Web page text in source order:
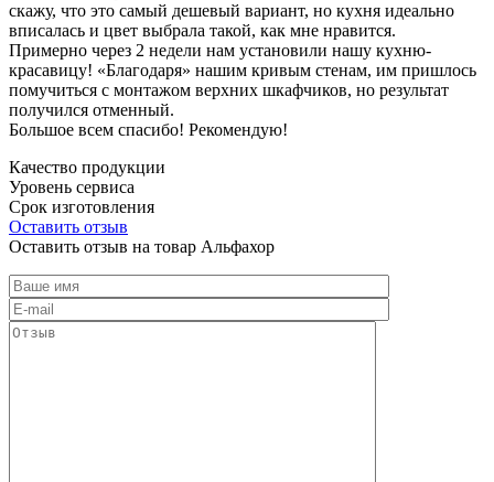
скажу, что это самый дешевый вариант, но кухня идеально
вписалась и цвет выбрала такой, как мне нравится.
Примерно через 2 недели нам установили нашу кухню-
красавицу! «Благодаря» нашим кривым стенам, им пришлось
помучиться с монтажом верхних шкафчиков, но результат
получился отменный.
Большое всем спасибо! Рекомендую!
Качество продукции
Уровень сервиса
Срок изготовления
Оставить отзыв
Оставить отзыв на товар Альфахор